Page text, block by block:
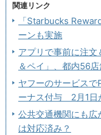
関連リンク
「Starbucks
ーンも実施
アプリで事前に注
＆ペイ」、都内56
ヤフーのサービス
ーナス付与 2月1日
公共交通機関にも
は対応済み？